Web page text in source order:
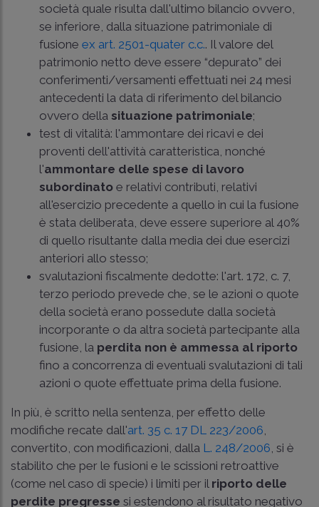
società quale risulta dall'ultimo bilancio ovvero,
se inferiore, dalla situazione patrimoniale di
fusione ex art. 2501-quater c.c.. Il valore del
patrimonio netto deve essere “depurato” dei
conferimenti/versamenti effettuati nei 24 mesi
antecedenti la data di riferimento del bilancio
ovvero della situazione patrimoniale;
test di vitalità: l'ammontare dei ricavi e dei
proventi dell'attività caratteristica, nonché
l'ammontare delle spese di lavoro
subordinato e relativi contributi, relativi
all'esercizio precedente a quello in cui la fusione
è stata deliberata, deve essere superiore al 40%
di quello risultante dalla media dei due esercizi
anteriori allo stesso;
svalutazioni fiscalmente dedotte: l'art. 172, c. 7,
terzo periodo prevede che, se le azioni o quote
della società erano possedute dalla società
incorporante o da altra società partecipante alla
fusione, la perdita non è ammessa al riporto
fino a concorrenza di eventuali svalutazioni di tali
azioni o quote effettuate prima della fusione.
In più, è scritto nella sentenza, per effetto delle
modifiche recate dall'art. 35 c. 17 DL 223/2006
convertito, con modificazioni, dalla L. 248/2006 , si è
stabilito che per le fusioni e le scissioni retroattive
(come nel caso di specie) i limiti per il riporto delle
perdite pregresse si estendono al risultato negativo